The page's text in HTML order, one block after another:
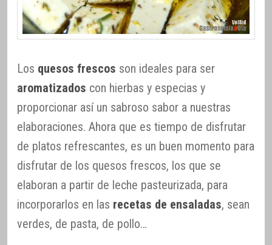
Los quesos frescos son ideales para ser
aromatizados con hierbas y especias y
proporcionar así un sabroso sabor a nuestras
elaboraciones. Ahora que es tiempo de disfrutar
de platos refrescantes, es un buen momento para
disfrutar de los quesos frescos, los que se
elaboran a partir de leche pasteurizada, para
incorporarlos en las recetas de ensaladas, sean
verdes, de pasta, de pollo…